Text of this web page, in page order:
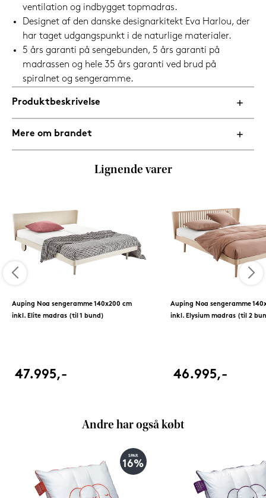
ventilation og indbygget topmadras.
Designet af den danske designarkitekt Eva Harlou, der
har taget udgangspunkt i de naturlige materialer.
5 års garanti på sengebunden, 5 års garanti på
madrassen og hele 35 års garanti ved brud på
spiralnet og sengeramme.
Produktbeskrivelse
Mere om brandet
Lignende varer
Auping Noa sengeramme 140x200 cm
inkl. Elite madras (til 1 bund)
47.995,-
Auping Noa sengeramme
inkl. Elysium madras (til 2
46.995,-
Andre har også købt
SPAR
16%